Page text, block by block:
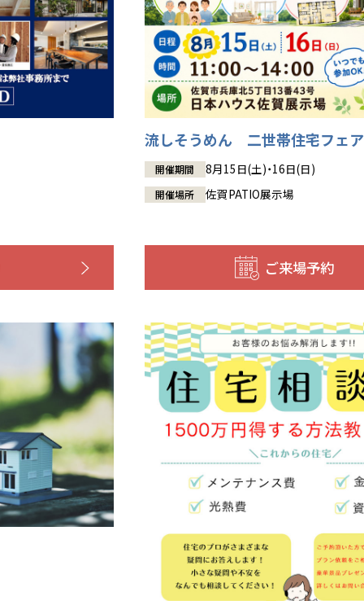
流しそうめん 二世帯住宅フェア
開催期間 8月15日(土)・16日(日)
開催場所 佐賀PATIO展示場
ご来場予約